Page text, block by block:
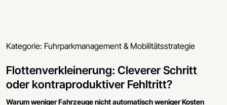
Kategorie: Fuhrparkmanagement & Mobilitätsstrategie
Flottenverkleinerung: Cleverer Schritt
oder kontraproduktiver Fehltritt?
Warum weniger Fahrzeuge nicht automatisch weniger Kosten